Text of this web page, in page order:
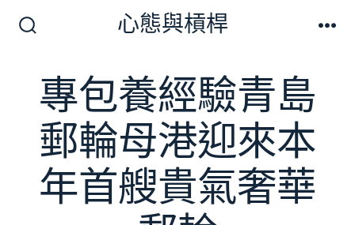
切
換
開
關
心態與槓桿
專包養經驗青島
郵輪母港迎來本
年首艘貴氣奢華